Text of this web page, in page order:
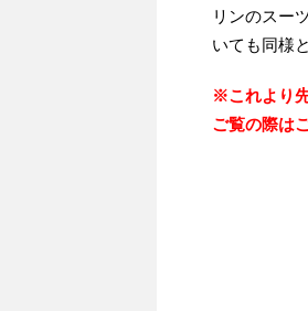
リンのスー
いても同様
※これより
ご覧の際は